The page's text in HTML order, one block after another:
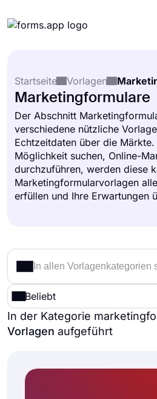
Integrationen
Ressourcen
Preise
Startseite
Vorlagen
Marketingformulare
Der Abschnitt
verschiedene nützliche
Echtzeitdaten über die
Möglichkeit suchen, Online-
durchzuführen, werden diese
Marketingformularvorlagen
erfüllen und Ihre Erwartungen
Beliebt
In der Kategorie
Vorlagen aufgeführt